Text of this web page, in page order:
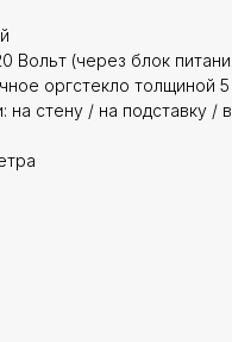
Вольт (через блок
оргстекло толщиной
на стену / на подставку /